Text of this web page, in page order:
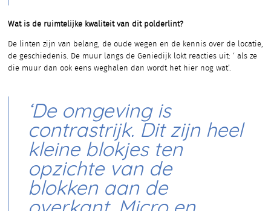
Wat is de ruimtelijke kwaliteit van dit polderlint?
De linten zijn van belang, de oude wegen en de kennis over de locatie,
de geschiedenis. De muur langs de Geniedijk lokt reacties uit: ‘ als ze
die muur dan ook eens weghalen dan wordt het hier nog wat’.
‘De omgeving is
contrastrijk. Dit zijn heel
kleine blokjes ten
opzichte van de
blokken aan de